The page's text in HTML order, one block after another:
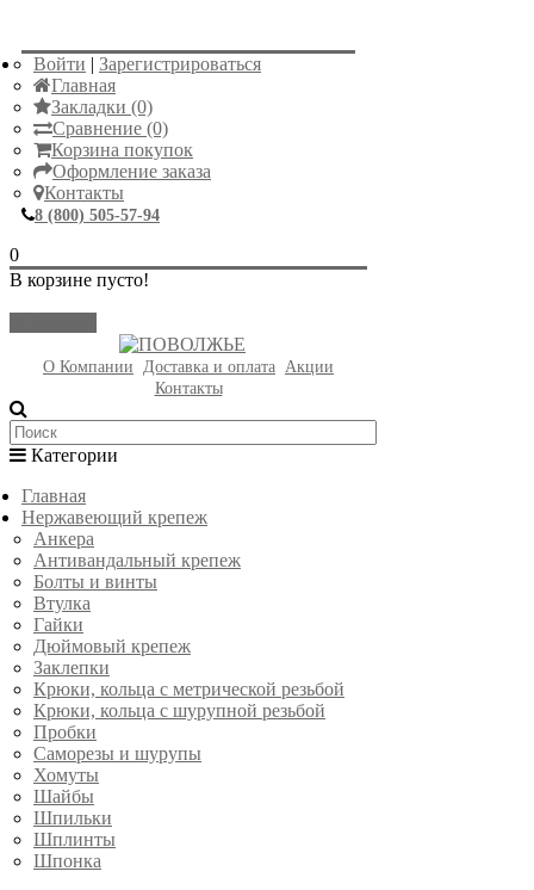
Войти | Зарегистрироваться
Главная
Закладки (0)
Сравнение (0)
Корзина покупок
Оформление заказа
Контакты
8 (800) 505-57-94
0
В корзине пусто!
О Компании Доставка и оплата Акции
Контакты
Категории
Главная
Нержавеющий крепеж
Анкера
Антивандальный крепеж
Болты и винты
Втулка
Гайки
Дюймовый крепеж
Заклепки
Крюки, кольца с метрической резьбой
Крюки, кольца с шурупной резьбой
Пробки
Саморезы и шурупы
Хомуты
Шайбы
Шпильки
Шплинты
Шпонка